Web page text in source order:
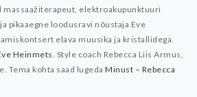
massaažiterapeut, elektroakupunktuuri
pikaaegne loodusravi nõustaja Eve
elava muusika ja kristallidega.
Heinmets Style coach Rebecca Liis Armus,
Tema kohta saad lugeda Minust – Rebecca